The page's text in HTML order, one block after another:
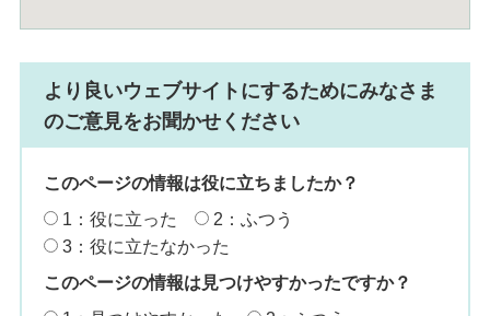
より良いウェブサイトにするためにみなさま
のご意見をお聞かせください
このページの情報は役に立ちましたか？
1：役に立った
2：ふつう
3：役に立たなかった
このページの情報は見つけやすかったですか？